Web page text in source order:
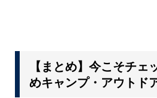
【まとめ】今こそチ
めキャンプ・アウトド